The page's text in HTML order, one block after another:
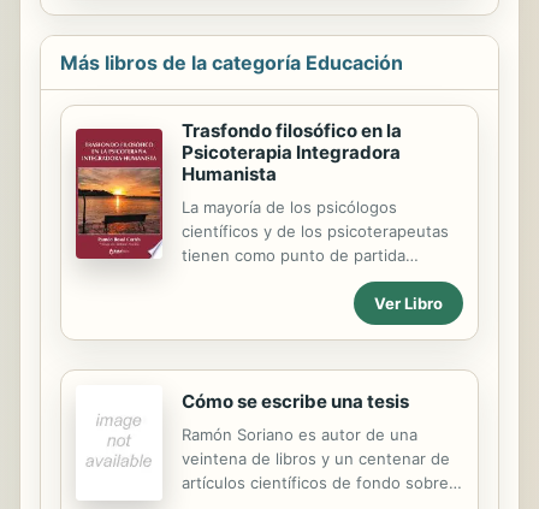
actúa en todos ...
antes... Antes del Incal.
Más libros de la categoría Educación
Trasfondo filosófico en la
Psicoterapia Integradora
Humanista
La mayoría de los psicólogos
científicos y de los psicoterapeutas
tienen como punto de partida
convicciones filosóficas sin ser
conscientes de ellas, ni de sus
fundamentos. Durante veinticinco
Aristóteles, fueron siempre filósofos
los que investigaron las cuestiones y
los problemas psicológicos. En 1879
Wilhelm Wundt y William James, tras
años de dedicación a la Antropología
Ver Libro
Cómo se escribe una tesis
Ramón Soriano es autor de una
veintena de libros y un centenar de
artículos científicos de fondo sobre